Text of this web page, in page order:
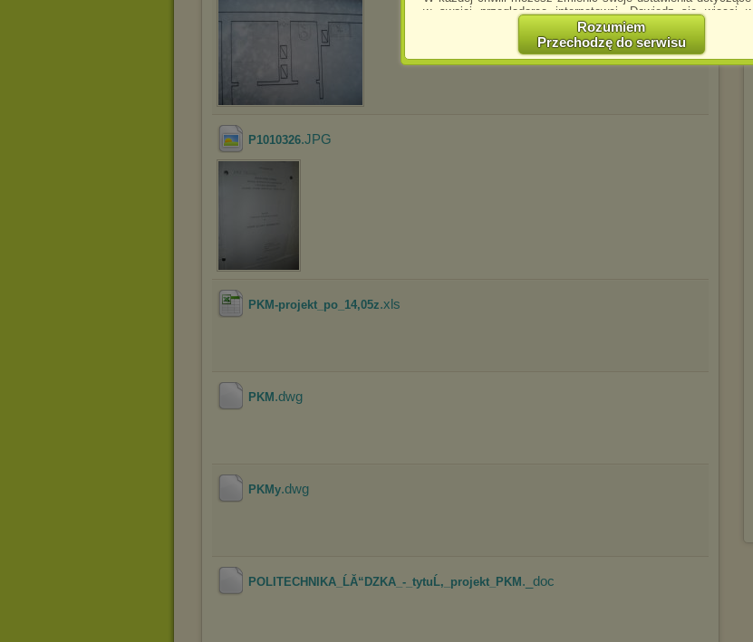
w swojej przeglądarce internetowej. Dowiedz się więcej
http://chomikuj.pl/
Jednocześnie informujemy że zmiana ustawień
spowodować ograniczenie korzystania ze strony Chomikuj.pl.
W przypadku braku twojej zgody na akceptację cookies
Zaufanych
(dostosowanie reklam do Twoich potrzeb, analiza
Wyrażenie sprzeciwu spowoduje, że wyświetlana Ci
będzie dopasowana do Twoich preferencji, a będzie to
Istnieje możliwość zmiany ustawień przeglądarki
sposób uniemożliwiający przechowywanie plików
urządzeniu końcowym. Można również usunąć pliki
dokonując odpowiednich zmian w ustawieniach
Pełną informację na ten temat znajdziesz pod
Rozumiem
Przechodzę do serwisu
P1010326.JPG
PKM-projekt_po_14,05z.xls
PKM .dwg
PKMy.dwg
POLITECHNIKA_ĹĂ“DZKA_-_tytuĹ‚_projekt_PKM ._doc